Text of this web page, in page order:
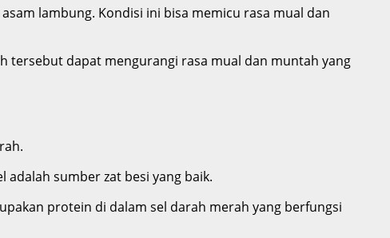
lambung. Kondisi ini bisa memicu rasa mual dan
tersebut dapat mengurangi rasa mual dan muntah yang
sumber zat besi yang baik.
protein di dalam sel darah merah yang berfungsi